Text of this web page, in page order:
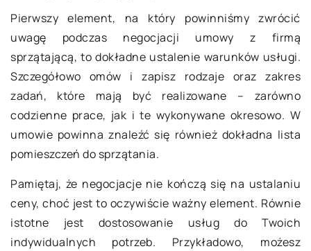
Pierwszy element, na który powinniśmy zwrócić
uwagę podczas negocjacji umowy z firmą
sprzątającą, to dokładne ustalenie warunków usługi.
Szczegółowo omów i zapisz rodzaje oraz zakres
zadań, które mają być realizowane – zarówno
codzienne prace, jak i te wykonywane okresowo. W
umowie powinna znaleźć się również dokładna lista
pomieszczeń do sprzątania.
Pamiętaj, że negocjacje nie kończą się na ustalaniu
ceny, choć jest to oczywiście ważny element. Równie
istotne jest dostosowanie usług do Twoich
indywidualnych potrzeb. Przykładowo, możesz